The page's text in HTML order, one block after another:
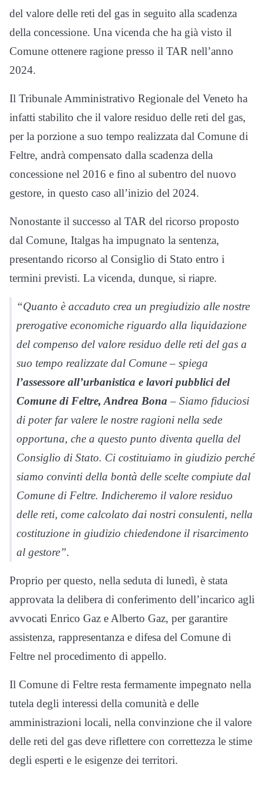
del valore delle reti del gas in seguito alla scadenza
della concessione. Una vicenda che ha già visto il
Comune ottenere ragione presso il TAR nell’anno
2024.
Il Tribunale Amministrativo Regionale del Veneto ha
infatti stabilito che il valore residuo delle reti del gas,
per la porzione a suo tempo realizzata dal Comune di
Feltre, andrà compensato dalla scadenza della
concessione nel 2016 e fino al subentro del nuovo
gestore, in questo caso all’inizio del 2024.
Nonostante il successo al TAR del ricorso proposto
dal Comune, Italgas ha impugnato la sentenza,
presentando ricorso al Consiglio di Stato entro i
termini previsti. La vicenda, dunque, si riapre.
“Quanto è accaduto crea un pregiudizio alle nostre
prerogative economiche riguardo alla liquidazione
del compenso del valore residuo delle reti del gas a
suo tempo realizzate dal Comune – spiega
l’assessore all’urbanistica e lavori pubblici del
Comune di Feltre, Andrea Bona – Siamo fiduciosi
di poter far valere le nostre ragioni nella sede
opportuna, che a questo punto diventa quella del
Consiglio di Stato. Ci costituiamo in giudizio perché
siamo convinti della bontà delle scelte compiute dal
Comune di Feltre. Indicheremo il valore residuo
delle reti, come calcolato dai nostri consulenti, nella
costituzione in giudizio chiedendone il risarcimento
al gestore”.
Proprio per questo, nella seduta di lunedì, è stata
approvata la delibera di conferimento dell’incarico agli
avvocati Enrico Gaz e Alberto Gaz, per garantire
assistenza, rappresentanza e difesa del Comune di
Feltre nel procedimento di appello.
Il Comune di Feltre resta fermamente impegnato nella
tutela degli interessi della comunità e delle
amministrazioni locali, nella convinzione che il valore
delle reti del gas deve riflettere con correttezza le stime
degli esperti e le esigenze dei territori.